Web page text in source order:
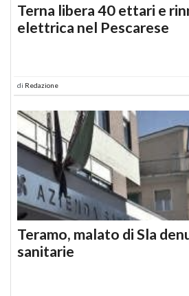
Terna libera 40 ettari e
elettrica nel Pescarese
di Redazione
Teramo, malato di Sla
sanitarie